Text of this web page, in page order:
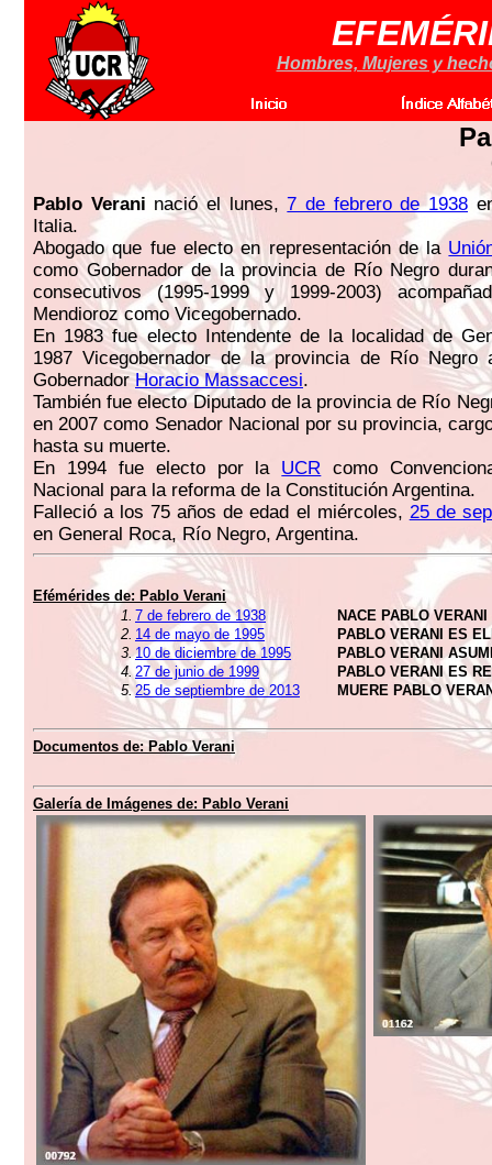
Hombres, Mujeres y
Pablo Verani nació el lunes,7 de febrero de 1938
Italia.
Abogado que fue electo en representación de la
como Gobernador de la provincia de Río Negro
consecutivos (1995-1999 y 1999-2003)
Mendioroz como Vicegobernado.
En 1983 fue electo Intendente de la localidad de
1987 Vicegobernador de la provincia de Río Negro
GobernadorHoracio Massaccesi.
También fue electo Diputado de la provincia de Río
en 2007 como Senador Nacional por su provincia,
hasta su muerte.
En 1994 fue electo por la UCR como
Nacional para la reforma de la Constitución Argentina.
Falleció a los 75 años de edad el miércoles, 25 de
en General Roca, Río Negro, Argentina.
Efémérides de: Pablo Verani
1. 7 de febrero de 1938
NACE PABLO VERANI
2. 14 de mayo de 1995
PABLO VERANI ES
3.10 de diciembre de 1995
PABLO VERANI
4.27 de junio de 1999
PABLO VERANI ES
5.25 de septiembre de 2013 MUERE PABLO
Documentos de:Pablo Verani
Galería de Imágenes de: Pablo Verani